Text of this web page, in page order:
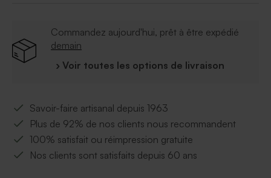
Commandez aujourd'hui, prêt à être expédié
demain
› Voir toutes les options de livraison
Savoir-faire artisanal depuis 1963
Plus de 92% de nos clients nous recommandent
100% satisfait ou réimpression gratuite
Nos clients sont satisfaits depuis 60 ans